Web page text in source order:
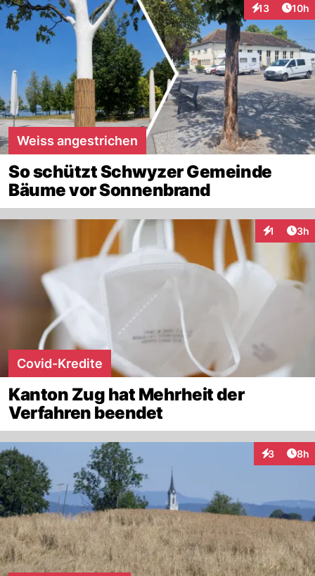
13
Interaktionen
10h
Weiss angestrichen
So schützt Schwyzer Gemeinde
Bäume vor Sonnenbrand
1 3h
Covid-Kredite
Kanton Zug hat Mehrheit der
Verfahren beendet
3 8h